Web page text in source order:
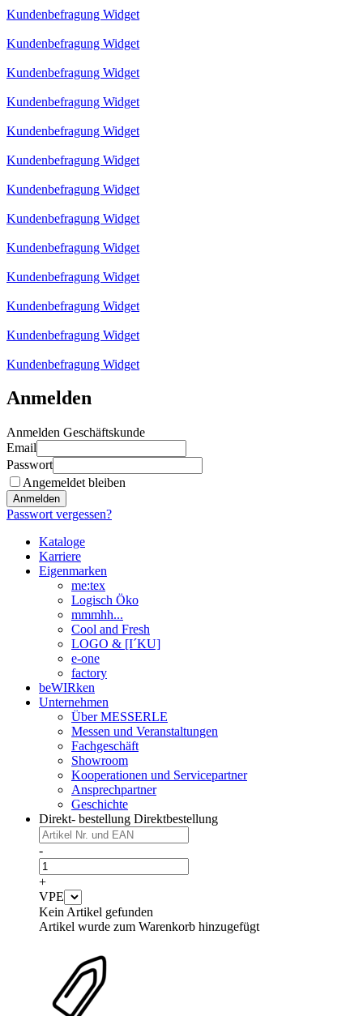
Kundenbefragung Widget
Kundenbefragung Widget
Kundenbefragung Widget
Kundenbefragung Widget
Kundenbefragung Widget
Kundenbefragung Widget
Kundenbefragung Widget
Kundenbefragung Widget
Kundenbefragung Widget
Kundenbefragung Widget
Kundenbefragung Widget
Kundenbefragung Widget
Kundenbefragung Widget
Anmelden
Anmelden Geschäftskunde
Email
Passwort
Angemeldet bleiben
Anmelden
Passwort vergessen?
Kataloge
Karriere
Eigenmarken
me:tex
Logisch Öko
mmmhh...
Cool and Fresh
LOGO & [I´KU]
e-one
factory
beWIRken
Unternehmen
Über MESSERLE
Messen und Veranstaltungen
Fachgeschäft
Showroom
Kooperationen und Servicepartner
Ansprechpartner
Geschichte
Direkt- bestellung Direktbestellung
-
+
VPE
Kein Artikel gefunden
Artikel wurde zum Warenkorb hinzugefügt